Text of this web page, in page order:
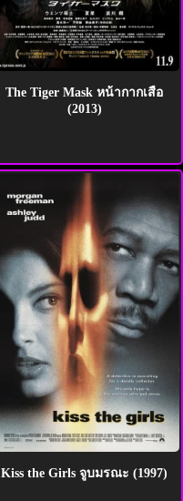
The Tiger Mask หน้ากากเสือ
(2013)
Kiss the Girls จูบมรณะ (1997)